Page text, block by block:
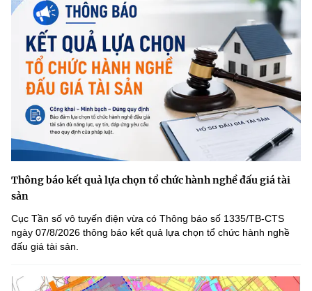
Thông báo kết quả lựa chọn tổ chức hành nghề đấu giá tài
sản
Cục Tần số vô tuyến điện vừa có Thông báo số 1335/TB-CTS
ngày 07/8/2026 thông báo kết quả lựa chọn tổ chức hành nghề
đấu giá tài sản.